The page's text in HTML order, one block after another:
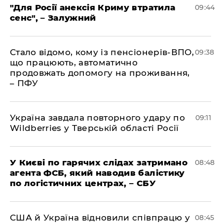
"Для Росії анексія Криму втратила
сенс", – Залужний
09:44
Стало відомо, кому із пенсіонерів-ВПО,
що працюють, автоматично
продовжать допомогу на проживання,
– ПФУ
09:38
Україна завдала повторного удару по
Wildberries у Тверській області Росії
09:11
У Києві по гарячих слідах затримано
агента ФСБ, який наводив балістику
по логістичних центрах, – СБУ
08:48
США й Україна відновили співпрацю у 08:45